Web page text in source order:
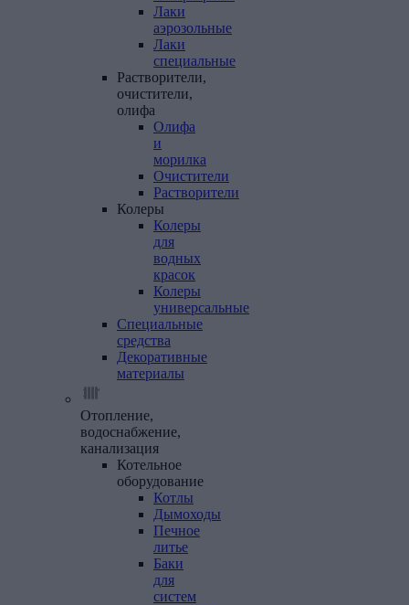
Лаки
аэрозольные
Лаки
специальные
Растворители,
очистители,
олифа
Олифа
и
морилка
Очистители
Растворители
Колеры
Колеры
для
водных
красок
Колеры
универсальные
Специальные
средства
Декоративные
материалы
Отопление,
водоснабжение,
канализация
Котельное
оборудование
Котлы
Дымоходы
Печное
литье
Баки
для
систем